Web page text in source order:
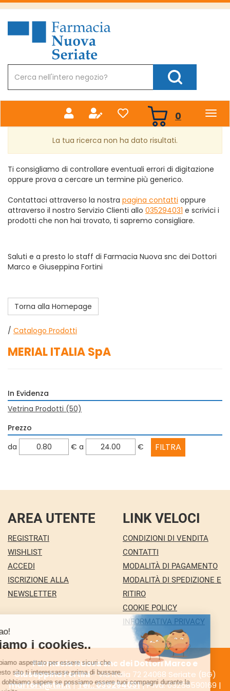
Passa
principale
Farmacia
Nuova
Prodotto
Cerca Prodotto
0 prodotti
inseriti
La tua ricerca non ha dato risultati.
Ti consigliamo di controllare eventuali errori di digitazione
oppure prova a cercare un termine più generico.
Contattaci attraverso la nostra pagina contatti oppure
attraverso il nostro Servizio Clienti allo 035294031 e scrivici i
prodotti che non hai trovato, ti sapremo consigliare.
Saluti e a presto lo staff di Farmacia Nuova snc dei Dottori
Marco e Giuseppina Fortini
Torna alla Homepage
/ Catalogo Prodotti
MERIAL ITALIA SpA
In Evidenza
Vetrina Prodotti (50)
Prezzo
filtra
da € filtra
a €
AREA UTENTE
REGISTRATI
WISHLIST
ACCEDI
ISCRIZIONE ALLA
NEWSLETTER
LINK VELOCI
CONDIZIONI DI VENDITA
CONTATTI
MODALITÀ DI PAGAMENTO
MODALITÀ DI SPEDIZIONE E
RITIRO
COOKIE POLICY
INFORMATIVA PRIVACY
Farmacia Nuova snc dei Dottori Marco e
Giuseppina Fortini- Via Italia 72 24068 Seriate (BG)
marforti@tin.it|Tel.: 035294031| P.Iva: 03258590169 |